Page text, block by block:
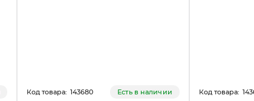
143680 Есть в наличии